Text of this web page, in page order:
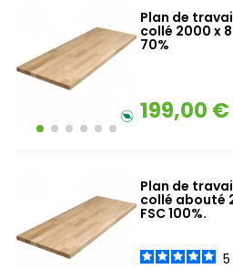
Plan de
collé 2000 x
70%
199,00 €
Plan de
collé abouté
FSC 100%.
5